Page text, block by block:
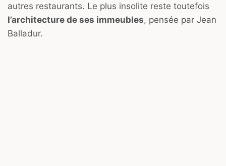
autres restaurants. Le plus insolite reste toutefois
l’architecture de ses immeubles, pensée par Jean
Balladur.